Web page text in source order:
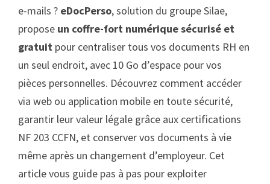
e-mails ? eDocPerso, solution du groupe Silae,
propose un coffre-fort numérique sécurisé et
gratuit pour centraliser tous vos documents RH en
un seul endroit, avec 10 Go d’espace pour vos
pièces personnelles. Découvrez comment accéder
via web ou application mobile en toute sécurité,
garantir leur valeur légale grâce aux certifications
NF 203 CCFN, et conserver vos documents à vie
même après un changement d’employeur. Cet
article vous guide pas à pas pour exploiter